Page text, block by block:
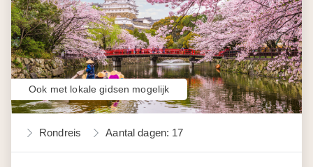
Rondreis Aantal dagen: 17
Ook met lokale gidsen mogelijk